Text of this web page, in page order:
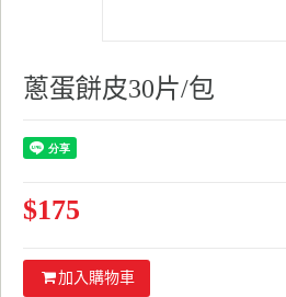
蔥蛋餅皮30片/包
$175
加入購物車